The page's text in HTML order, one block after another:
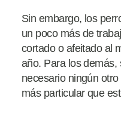
Sin embargo, los
un poco más de
cortado o afeitado al
año. Para los demás,
necesario ningún
más particular que